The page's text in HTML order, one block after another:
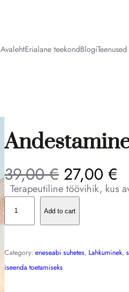
AvalehtErialane teekondBlogiTeenused
39,00€ 27,00 €
Terapeutiline töövihik, kus
Add to cart
Category: eneseabi suhetes, Lahkuminek,
iseenda toetamiseks